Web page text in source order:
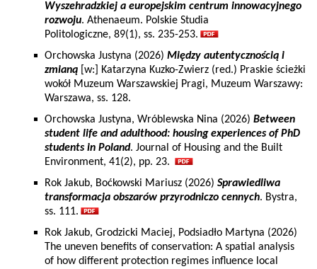
Wyszehradzkiej a europejskim centrum innowacyjnego
rozwoju. Athenaeum. Polskie Studia
Politologiczne, 89(1), ss. 235-253.
Orchowska Justyna (2026) Między autentycznością i
zmianą [w:] Katarzyna Kuzko-Zwierz (red.) Praskie ścieżki
wokół Muzeum Warszawskiej Pragi, Muzeum Warszawy:
Warszawa, ss. 128.
Orchowska Justyna, Wróblewska Nina (2026) Between
student life and adulthood: housing experiences of PhD
students in Poland. Journal of Housing and the Built
Environment, 41(2), pp. 23.
Rok Jakub, Boćkowski Mariusz (2026) Sprawiedliwa
transformacja obszarów przyrodniczo cennych. Bystra,
ss. 111.
Rok Jakub, Grodzicki Maciej, Podsiadło Martyna (2026)
The uneven benefits of conservation: A spatial analysis
of how different protection regimes influence local